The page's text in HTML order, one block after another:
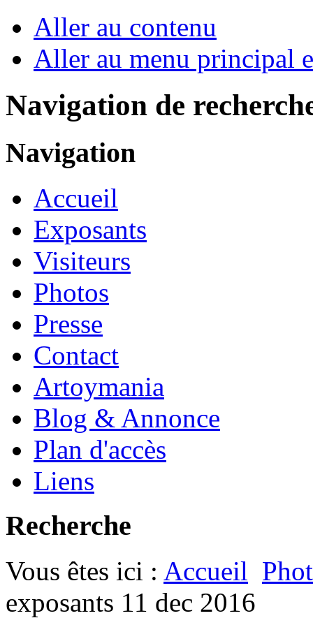
Aller au contenu
Aller au menu principal
Navigation de
Navigation
Accueil
Exposants
Visiteurs
Photos
Presse
Contact
Artoymania
Blog & Annonce
Plan d'accès
Liens
Recherche
Vous êtes ici : Accueil
exposants 11 dec 2016